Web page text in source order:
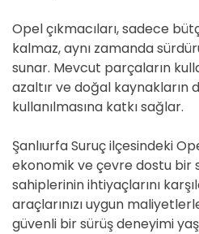
Opel çıkmacıları, sadece
kalmaz, aynı zamanda
sunar. Mevcut parçaların
azaltır ve doğal kaynakların
kullanılmasına katkı sağlar.
Şanlıurfa Suruç ilçesindeki
ekonomik ve çevre dostu bir
sahiplerinin ihtiyaçlarını
araçlarınızı uygun
güvenli bir sürüş deneyimi